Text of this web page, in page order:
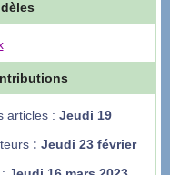
articles : Jeudi 19
: Jeudi 23 février